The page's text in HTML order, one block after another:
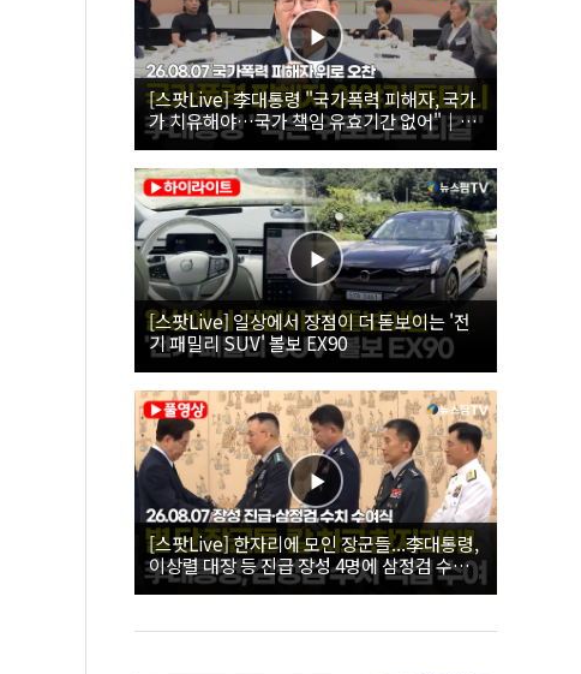
[스팟Live] 李대통령 "국가폭력 피해자, 국가
가 치유해야…국가 책임 유효기간 없어"｜
26.08.07 국가폭력 피해자 위로 오찬
[스팟Live] 일상에서 장점이 더 돋보이는 '전
기 패밀리 SUV' 볼보 EX90
[스팟Live] 한자리에 모인 장군들...李대통령,
이상렬 대장 등 진급 장성 4명에 삼정검 수치
직접 수여｜26.08.07 장성 진급·삼정검 수치